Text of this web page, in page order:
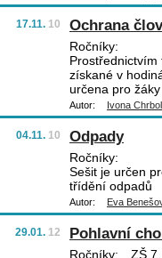
17.11. 10 Ochrana
Ročníky:
získané v
určena pro
Autor: Ivona
04.11. 10 Odpady
Ročníky:
Sešit je určen
třídění odpadů
Autor: Eva
29.01. 12 Pohlavní
Ročníky:
ZŠ 7,